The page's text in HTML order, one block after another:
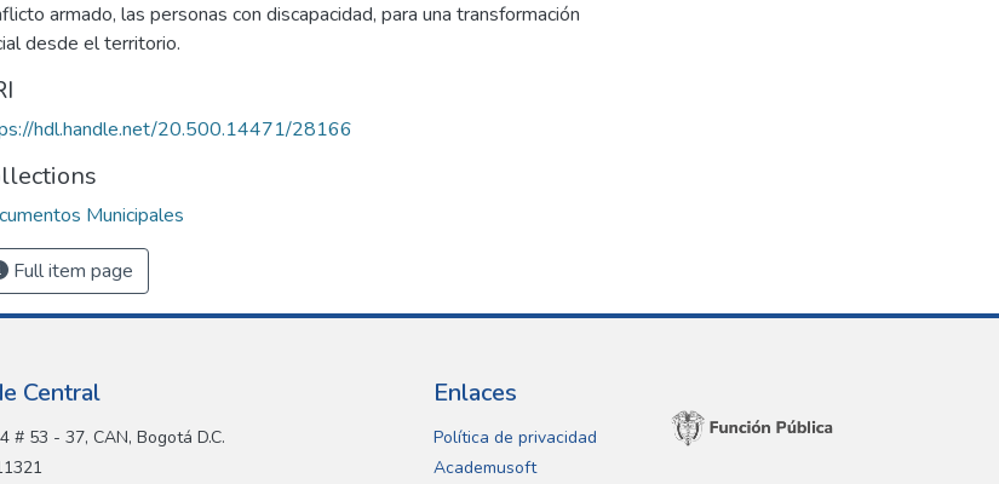
armado, las personas con discapacidad, para una transformación
desde el territorio.
hdl.handle.net/20.500.14471/28166
Municipales
Full item page
Central
# 53 - 37, CAN, Bogotá D.C.
Enlaces
Política de privacidad
Academusoft